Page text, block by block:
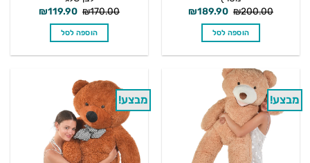
₪200.00
המחיר
היה:
₪200.00.
₪189.90
המחיר
הוספה לסל
₪170.00
המחיר
היה:
₪170.00.
₪119.90
המחיר
הוספה לסל
מבצע! מבצע!